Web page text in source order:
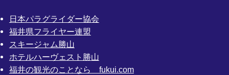
日本パラグライダー協会
福井県フライヤー連盟
スキージャム勝山
ホテルハーヴェスト勝山
福井の観光のことなら fukui.com